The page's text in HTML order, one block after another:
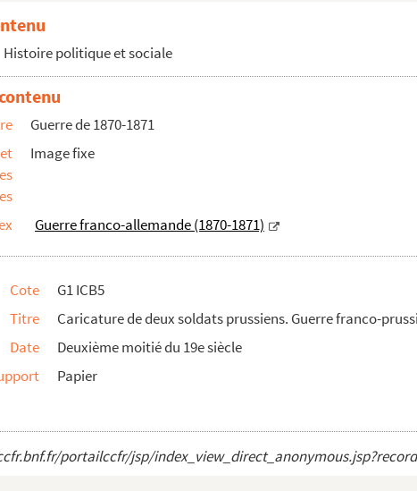
.d2ten Garde
franco-prussienne
Histoire politique et sociale
Guerre de 1870-1871
Image fixe
Guerre franco-allemande (1870-1871)
Cote
G1 ICB5
Titre
Caricature de deux soldats prussiens. Guerre franco-
Date
Deuxième moitié du 19e siècle
Papier
portailccfr/jsp/